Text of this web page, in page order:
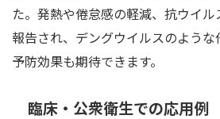
た。発熱や倦怠感の軽減、抗ウイ
報告され、デングウイルスのよう
予防効果も期待できます。
臨床・公衆衛生での応用例